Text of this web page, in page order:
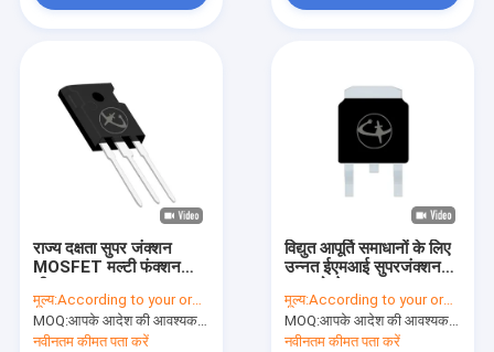
इन्वर्टर आईजीबीटी
हाई पावर आईजीबीटी
हाई पावर एमओएसएफईटी
सुपर जंक्शन एमओएसएफईटी
राज्य दक्षता सुपर जंक्शन
MOSFET मल्टी फंक्शन
मूल्य:According to your order requirement
MOQ:आपके आदेश की आवश्यकता के अनुसार
नवीनतम कीमत पता करें
विद्युत आपूर्ति समाधानों के लिए
उन्नत ईएमआई सुपरजंक्शन
मूल्य:According to your order requirement
MOQ:आपके आदेश की आवश्यकता के अनुसार
नवीनतम कीमत पता करें